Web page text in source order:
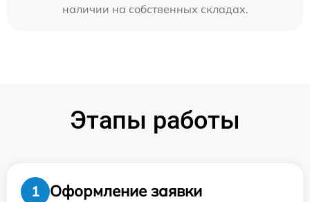
наличии на собственных складах.
Этапы работы
1
Оформление заявки